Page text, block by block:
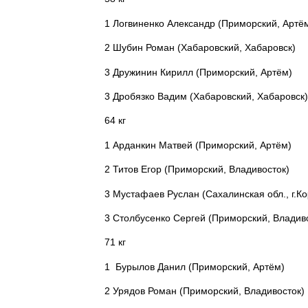
1 Логвиненко Александр (Приморский,
2 Шубин Роман (Хабаровский, Хабаровск)
3 Дружинин Кирилл (Приморский, Артём)
3 Дробязко Вадим (Хабаровский, Хабаровск)
64 кг
1 Арданкин Матвей (Приморский, Артём)
2 Титов Егор (Приморский, Владивосток)
3 Мустафаев Руслан (Сахалинская обл.,
3 Столбусенко Сергей (Приморский,
71 кг
1 Бурылов Данил (Приморский, Артём)
2 Урядов Роман (Приморский, Владивосток)